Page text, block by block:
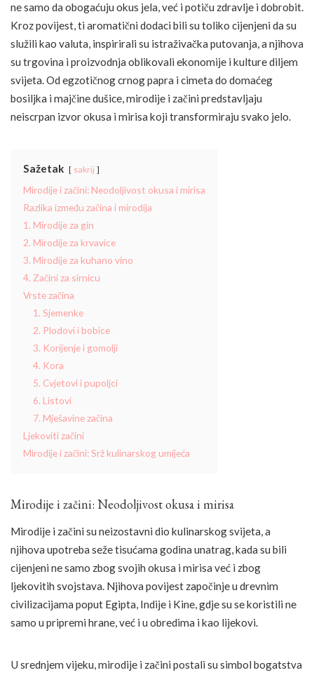
ne samo da obogaćuju okus jela, već i potiču zdravlje i dobrobit.
Kroz povijest, ti aromatični dodaci bili su toliko cijenjeni da su
služili kao valuta, inspirirali su istraživačka putovanja, a njihova
su trgovina i proizvodnja oblikovali ekonomije i kulture diljem
svijeta. Od egzotičnog crnog papra i cimeta do domaćeg
bosiljka i majčine dušice, mirodije i začini predstavljaju
neiscrpan izvor okusa i mirisa koji transformiraju svako jelo.
Sažetak sakrij
Mirodije i začini: Neodoljivost okusa i mirisa
Razlika između začina i mirodija
1. Mirodije za gin
2. Mirodije za krvavice
3. Mirodije za kuhano vino
4. Začini za sirnicu
Vrste začina
1. Sjemenke
2. Plodovi i bobice
3. Korijenje i gomolji
4. Kora
5. Cvjetovi i pupoljci
6. Listovi
7. Mješavine začina
Ljekoviti začini
Mirodije i začini: Srž kulinarskog umijeća
Mirodije i začini: Neodoljivost okusa i mirisa
Mirodije i začini su neizostavni dio kulinarskog svijeta, a
njihova upotreba seže tisućama godina unatrag, kada su bili
cijenjeni ne samo zbog svojih okusa i mirisa već i zbog
ljekovitih svojstava. Njihova povijest započinje u drevnim
civilizacijama poput Egipta, Indije i Kine, gdje su se koristili ne
samo u pripremi hrane, već i u obredima i kao lijekovi.
U srednjem vijeku, mirodije i začini postali su simbol bogatstva